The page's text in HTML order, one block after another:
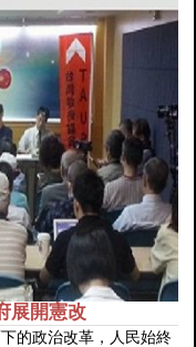
展開憲改
的政治改革，人民始終